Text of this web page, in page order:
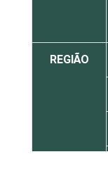
REGIÃO